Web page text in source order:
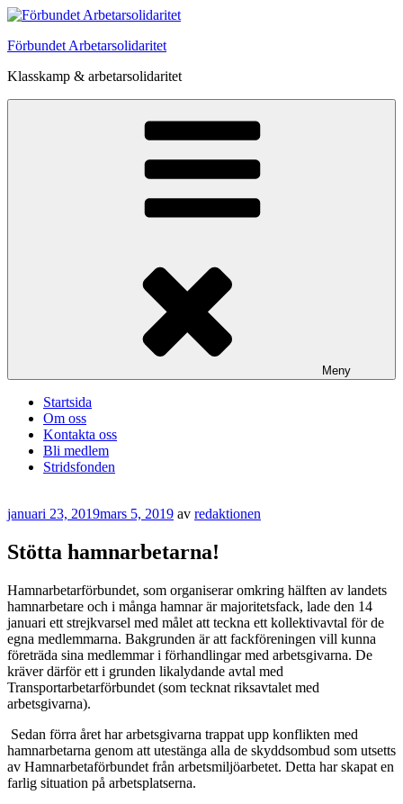
Hoppa
innehåll
Förbundet Arbetarsolidaritet
Klasskamp & arbetarsolidaritet
Meny
Startsida
Om oss
Kontakta oss
Bli medlem
Stridsfonden
Publicerat
januari 23, 2019mars 5, 2019 av redaktionen
Stötta hamnarbetarna!
Hamnarbetarförbundet, som organiserar omkring hälften av landets
hamnarbetare och i många hamnar är majoritetsfack, lade den 14
januari ett strejkvarsel med målet att teckna ett kollektivavtal för de
egna medlemmarna. Bakgrunden är att fackföreningen vill kunna
företräda sina medlemmar i förhandlingar med arbetsgivarna. De
kräver därför ett i grunden likalydande avtal med
Transportarbetarförbundet (som tecknat riksavtalet med
arbetsgivarna).
Sedan förra året har arbetsgivarna trappat upp konflikten med
hamnarbetarna genom att utestänga alla de skyddsombud som utsetts
av Hamnarbetaförbundet från arbetsmiljöarbetet. Detta har skapat en
farlig situation på arbetsplatserna.